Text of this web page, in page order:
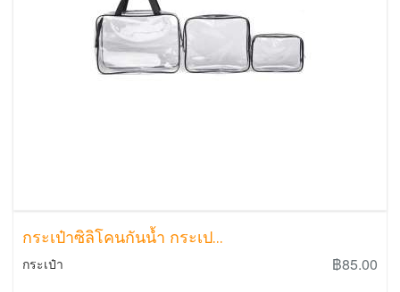
กระเป๋าซิลิโคนกันน้ำ กระเป...
กระเป๋า ฿85.00